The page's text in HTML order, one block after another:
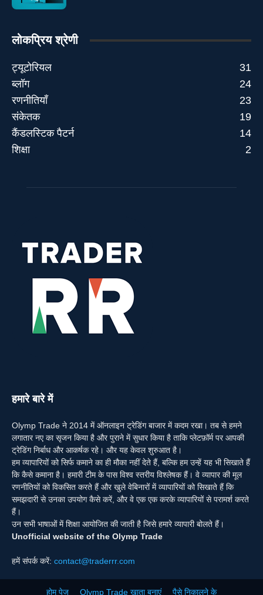
लोकप्रिय श्रेणी
ट्यूटोरियल
31
ब्लॉग
24
रणनीतियाँ
23
संकेतक
19
कैंडलस्टिक पैटर्न
14
शिक्षा
2
हमारे बारे में
Olymp Trade ने 2014 में ऑनलाइन ट्रेडिंग बाजार में कदम रखा। तब से हमने
लगातार नए का सृजन किया है और पुराने में सुधार किया है ताकि प्लेटफ़ॉर्म पर आपकी
ट्रेडिंग निर्बाध और आकर्षक रहे। और यह केवल शुरुआत है।
हम व्यापारियों को सिर्फ कमाने का ही मौका नहीं देते हैं, बल्कि हम उन्हें यह भी सिखाते हैं
कि कैसे कमाना है। हमारी टीम के पास विश्व स्तरीय विश्लेषक हैं। वे व्यापार की मूल
रणनीतियों को विकसित करते हैं और खुले वेबिनारों में व्यापारियों को सिखाते हैं कि
समझदारी से उनका उपयोग कैसे करें, और वे एक एक करके व्यापारियों से परामर्श करते
हैं।
उन सभी भाषाओं में शिक्षा आयोजित की जाती है जिसे हमारे व्यापारी बोलते हैं।
Unofficial website of the Olymp Trade
हमें संपर्क करें: contact@traderrr.com
होम पेज Olymp Trade खाता बनाएं पैसे निकालने के